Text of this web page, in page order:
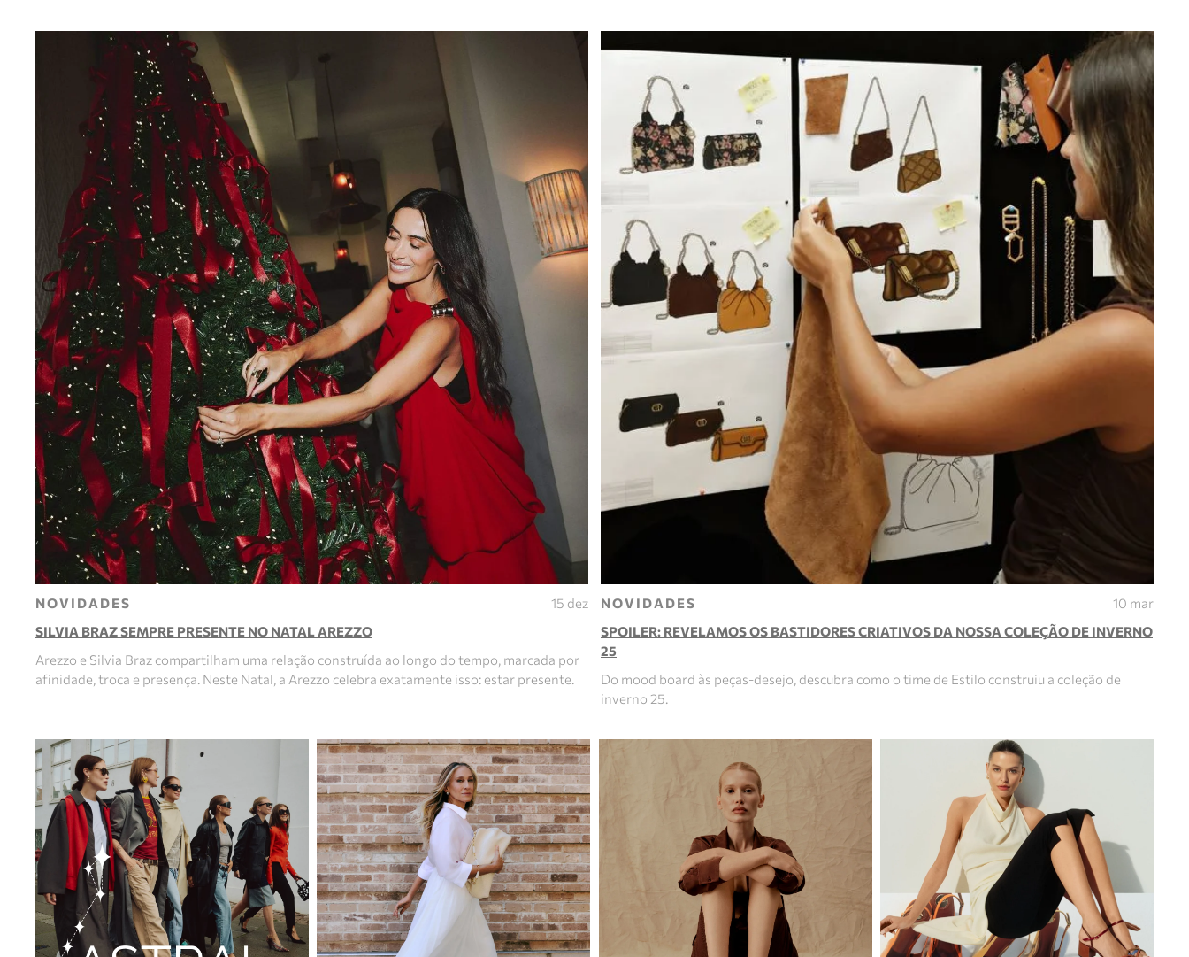
NOVIDADES
15 dez
SILVIA BRAZ SEMPRE PRESENTE NO NATAL AREZZO
Arezzo e Silvia Braz compartilham uma relação construída ao longo do tempo, marcada por
afinidade, troca e presença. Neste Natal, a Arezzo celebra exatamente isso: estar presente.
NOVIDADES
10 mar
SPOILER: REVELAMOS OS BASTIDORES CRIATIVOS DA NOSSA COLEÇÃO DE INVERNO
25
Do mood board às peças-desejo, descubra como o time de Estilo construiu a coleção de
inverno 25.